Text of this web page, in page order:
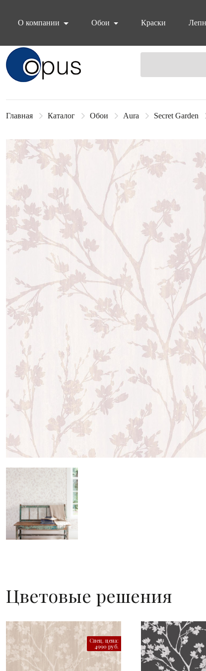
О компании
Обои Краски
Блок поиска
Главная Каталог Обои Aura Secret Garden
Цветовые решения
Спец. цена:
4990 руб.